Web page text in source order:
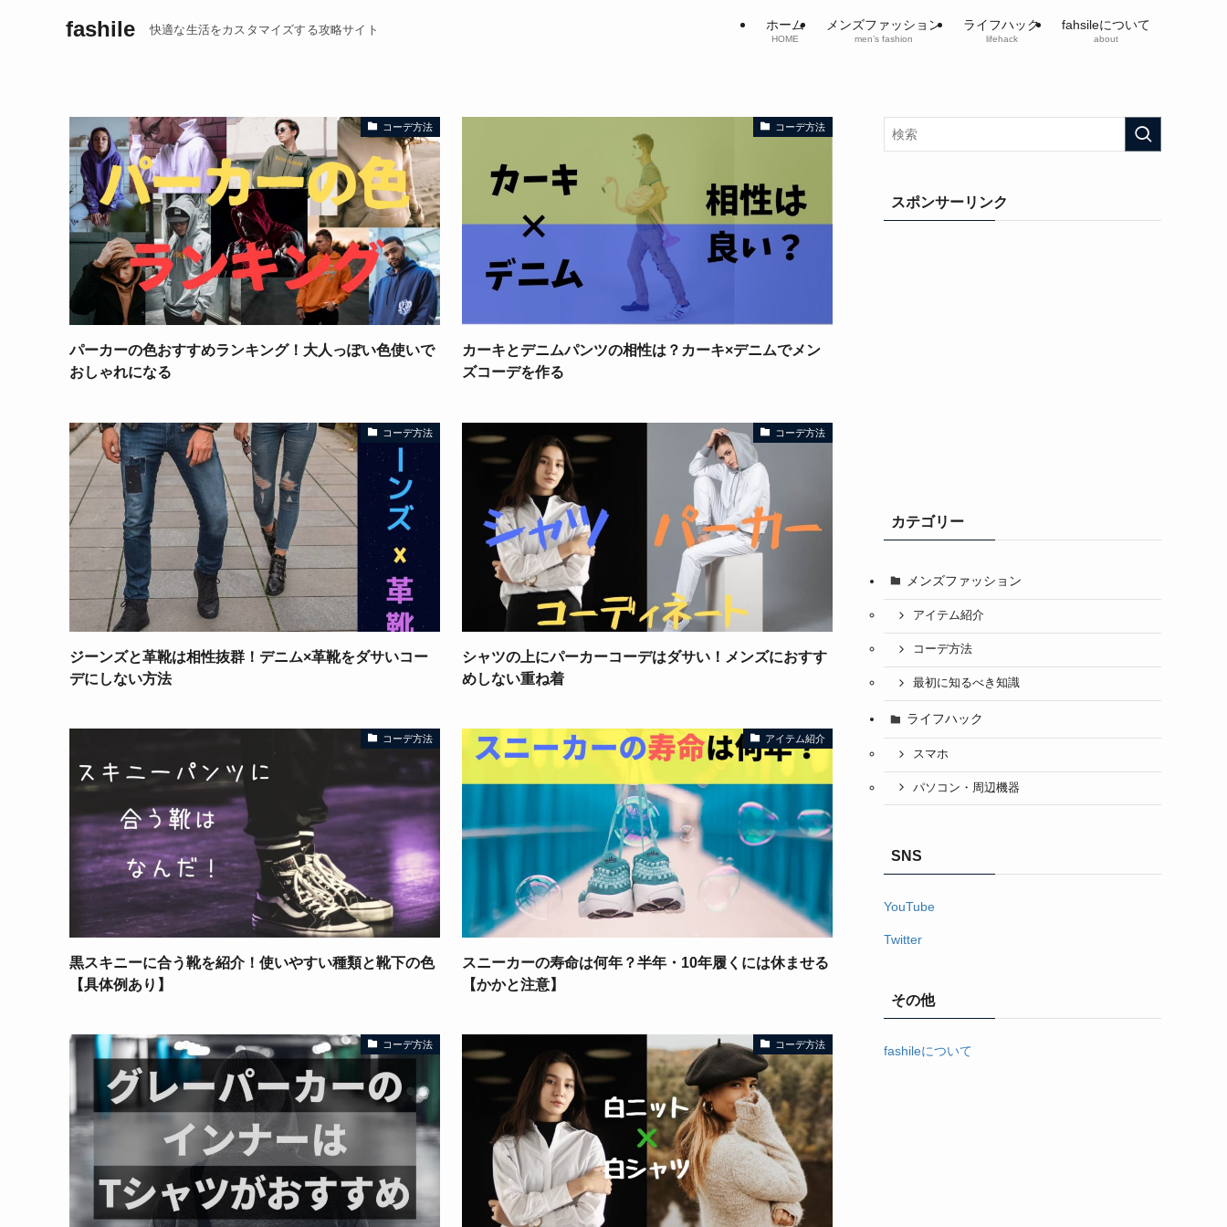
fashile 快適な生活をカスタマイズする攻略サイト ホーム
HOME
メンズファッション
men’s fashion
ライフハック
lifehack
fahsileについて
about
コーデ方法
パーカーの色おすすめランキング！大人っぽい色使いで
おしゃれになる
コーデ方法
カーキとデニムパンツの相性は？カーキ×デニムでメン
ズコーデを作る
コーデ方法
ジーンズと革靴は相性抜群！デニム×革靴をダサいコー
デにしない方法
コーデ方法
シャツの上にパーカーコーデはダサい！メンズにおすす
めしない重ね着
コーデ方法
黒スキニーに合う靴を紹介！使いやすい種類と靴下の色
【具体例あり】
アイテム紹介
スニーカーの寿命は何年？半年・10年履くには休ませる
【かかと注意】
コーデ方法 コーデ方法
スポンサーリンク
カテゴリー
メンズファッション
アイテム紹介
コーデ方法
最初に知るべき知識
ライフハック
スマホ
パソコン・周辺機器
SNS
YouTube
Twitter
その他
fashileについて